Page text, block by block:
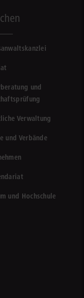
und
Verwaltung
und Verbände
und Hochschule